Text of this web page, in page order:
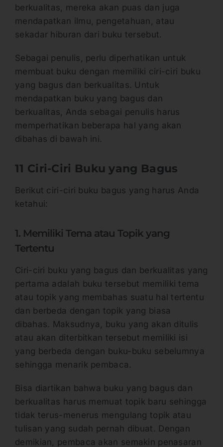
berkualitas, mereka akan puas dan juga
mendapatkan ilmu, pengetahuan, atau
sekadar hiburan dari buku tersebut.
Sebagai penulis, perlu diperhatikan untuk
membuat buku dengan memiliki ciri-ciri buku
yang bagus dan berkualitas. Untuk
mendapatkan buku yang bagus dan
berkualitas, Anda sebagai penulis harus
memperhatikan beberapa hal yang akan
dibahas di bawah ini.
11 Ciri-Ciri Buku yang Bagus
Berikut ciri-ciri buku bagus yang harus Anda
ketahui:
1. Memiliki Tema atau Topik yang
Tertentu
Ciri-ciri buku yang bagus dan berkualitas yang
pertama adalah buku tersebut memiliki tema
atau topik yang membahas suatu hal tertentu
dan berbeda dengan topik yang biasa
dibahas. Maksudnya, buku yang akan ditulis
atau akan diterbitkan tersebut memiliki isi
yang berbeda dengan buku-buku sebelumnya
sehingga menarik pembaca.
Bisa diartikan bahwa buku yang bagus dan
berkualitas harus memuat topik baru sehingga
tidak terus-menerus mengulang topik atau
tulisan yang sudah pernah dibuat. Dengan
demikian, pembaca akan semakin penasaran